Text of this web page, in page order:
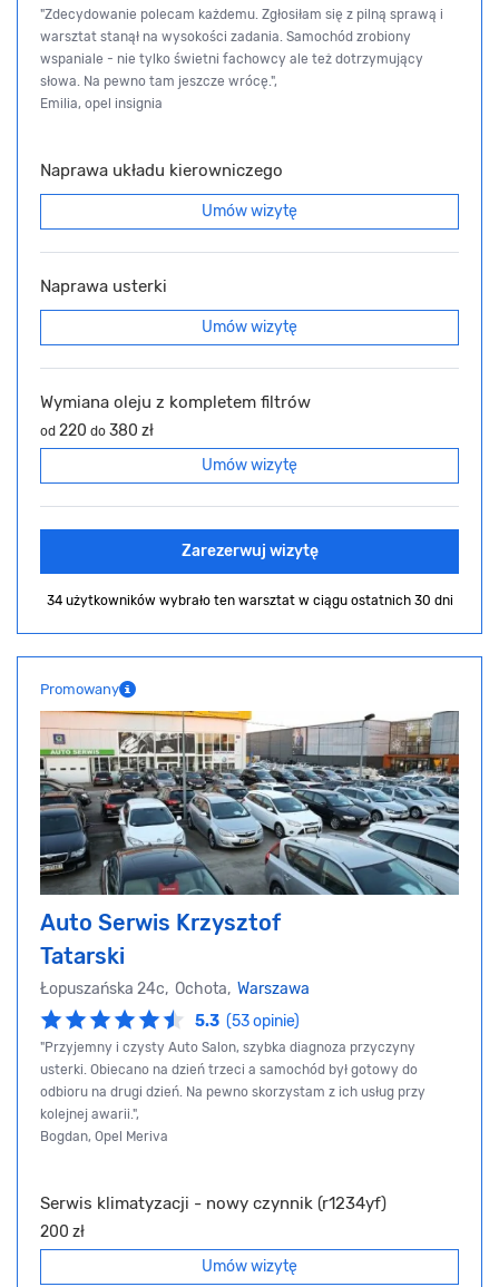
"Zdecydowanie polecam każdemu. Zgłosiłam się z pilną sprawą i
warsztat stanął na wysokości zadania. Samochód zrobiony
wspaniale - nie tylko świetni fachowcy ale też dotrzymujący
słowa. Na pewno tam jeszcze wrócę.",
Emilia, opel insignia
Naprawa układu kierowniczego
Umów wizytę
Naprawa usterki
Umów wizytę
Wymiana oleju z kompletem filtrów
od 220 do 380 zł
Umów wizytę
Zarezerwuj wizytę
34 użytkowników wybrało ten warsztat w ciągu ostatnich 30 dni
Promowany
Auto Serwis Krzysztof
Tatarski
Łopuszańska 24c, Ochota, Warszawa
5.3 (53 opinie)
"Przyjemny i czysty Auto Salon, szybka diagnoza przyczyny
usterki. Obiecano na dzień trzeci a samochód był gotowy do
odbioru na drugi dzień. Na pewno skorzystam z ich usług przy
kolejnej awarii.",
Bogdan, Opel Meriva
Serwis klimatyzacji - nowy czynnik (r1234yf)
200 zł
Umów wizytę